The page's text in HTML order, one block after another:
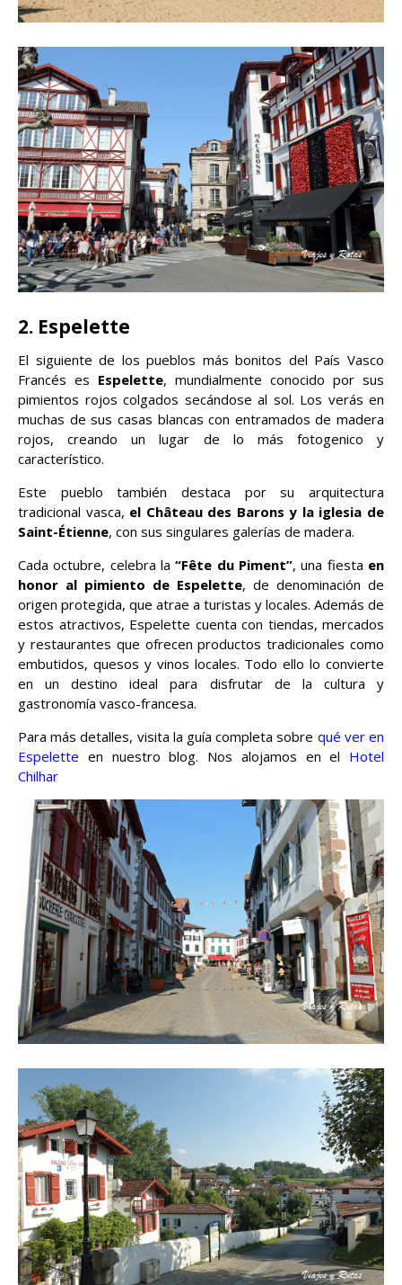
2. Espelette
El siguiente de los pueblos más bonitos del País Vasco
Francés es Espelette, mundialmente conocido por sus
pimientos rojos colgados secándose al sol. Los verás en
muchas de sus casas blancas con entramados de madera
rojos, creando un lugar de lo más fotogenico y
característico.
Este pueblo también destaca por su arquitectura
tradicional vasca, el Château des Barons y la iglesia de
Saint-Étienne, con sus singulares galerías de madera.
Cada octubre, celebra la“Fête du Piment”, una fiesta en
honor al pimiento de Espelette, de denominación de
origen protegida, que atrae a turistas y locales. Además de
estos atractivos, Espelette cuenta con tiendas, mercados
y restaurantes que ofrecen productos tradicionales como
embutidos, quesos y vinos locales. Todo ello lo convierte
en un destino ideal para disfrutar de la cultura y
gastronomía vasco-francesa.
Para más detalles, visita la guía completa sobre qué ver en
Espelette en nuestro blog. Nos alojamos en el Hotel
Chilhar